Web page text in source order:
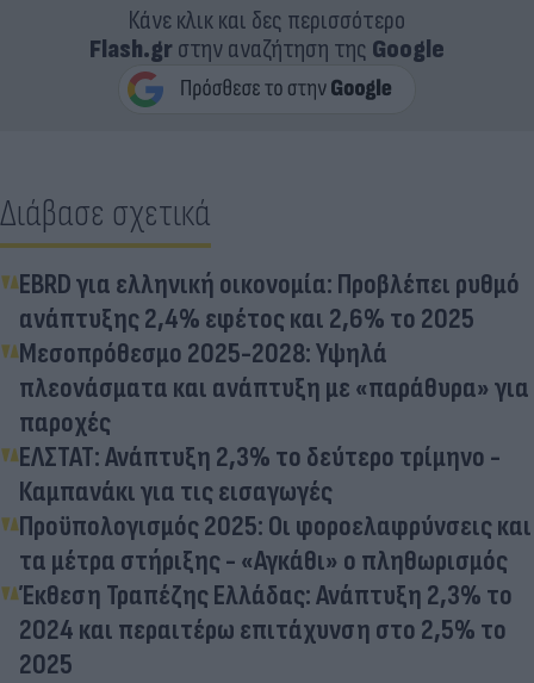
Κάνε κλικ και δες περισσότερο
Flash.grστην αναζήτηση της Google
Διάβασε σχετικά
EBRD για ελληνική οικονομία: Προβλέπει ρυθμό
ανάπτυξης 2,4% εφέτος και 2,6% το 2025
Μεσοπρόθεσμο 2025-2028: Υψηλά
πλεονάσματα και ανάπτυξη με «παράθυρα» για
παροχές
ΕΛΣΤΑΤ: Ανάπτυξη 2,3% το δεύτερο τρίμηνο -
Καμπανάκι για τις εισαγωγές
Προϋπολογισμός 2025: Οι φοροελαφρύνσεις και
τα μέτρα στήριξης - «Αγκάθι» ο πληθωρισμός
Έκθεση Τραπέζης Ελλάδας: Ανάπτυξη 2,3% το
2024 και περαιτέρω επιτάχυνση στο 2,5% το
2025